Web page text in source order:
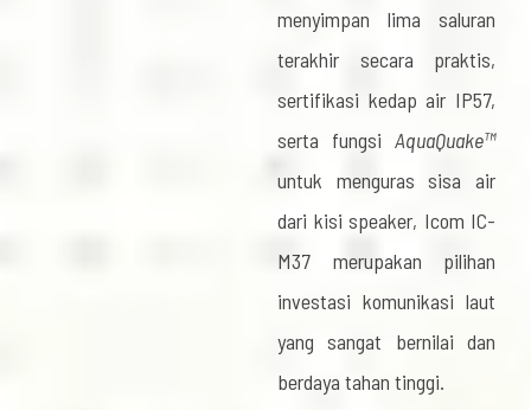
menyimpan lima saluran
terakhir secara praktis,
sertifikasi kedap air IP57,
serta fungsi AquaQuake™
untuk menguras sisa air
dari kisi speaker, Icom IC-
M37 merupakan pilihan
investasi komunikasi laut
yang sangat bernilai dan
berdaya tahan tinggi.